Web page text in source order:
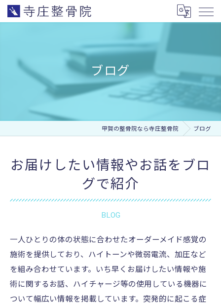
ブログ
甲賀の整骨院なら寺庄整骨院 ブログ
お届けしたい情報やお話をブロ
グで紹介
BLOG
一人ひとりの体の状態に合わせたオーダーメイド感覚の
施術を提供しており、ハイトーンや微弱電流、加圧など
を組み合わせています。いち早くお届けしたい情報や施
術に関するお話、ハイチャージ等の使用している機器に
ついて幅広い情報を掲載しています。突発的に起こる症